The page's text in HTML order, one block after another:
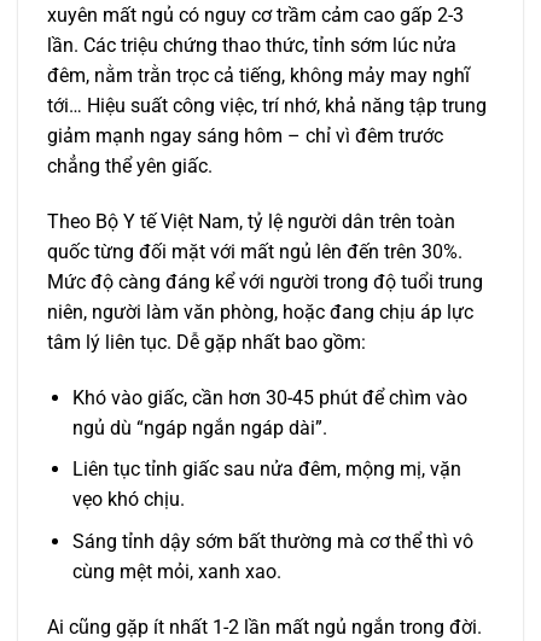
xuyên mất ngủ có nguy cơ trầm cảm cao gấp 2-3
lần. Các triệu chứng thao thức, tỉnh sớm lúc nửa
đêm, nằm trằn trọc cả tiếng, không mảy may nghĩ
tới… Hiệu suất công việc, trí nhớ, khả năng tập trung
giảm mạnh ngay sáng hôm – chỉ vì đêm trước
chẳng thể yên giấc.
Theo Bộ Y tế Việt Nam, tỷ lệ người dân trên toàn
quốc từng đối mặt với mất ngủ lên đến trên 30%.
Mức độ càng đáng kể với người trong độ tuổi trung
niên, người làm văn phòng, hoặc đang chịu áp lực
tâm lý liên tục. Dễ gặp nhất bao gồm:
Khó vào giấc, cần hơn 30-45 phút để chìm vào
ngủ dù “ngáp ngắn ngáp dài”.
Liên tục tỉnh giấc sau nửa đêm, mộng mị, vặn
vẹo khó chịu.
Sáng tỉnh dậy sớm bất thường mà cơ thể thì vô
cùng mệt mỏi, xanh xao.
Ai cũng gặp ít nhất 1-2 lần mất ngủ ngắn trong đời.